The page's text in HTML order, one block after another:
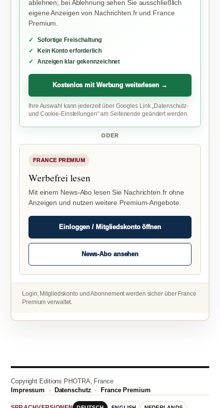
ablehnen; bei Ablehnung sehen Sie ausschließlich
eigene Anzeigen von Nachrichten.fr und France
Premium.
Sofortige Freischaltung
Kein Konto erforderlich
Anzeigen klar gekennzeichnet
Kostenlos mit Werbung weiterlesen →
Ihre Auswahl kann jederzeit über Googles Link „Datenschutz-
und Cookie-Einstellungen“ am Seitenende geändert werden.
ODER
FRANCE PREMIUM
Werbefrei lesen
Mit einem News-Abo lesen Sie Nachrichten.fr ohne
Anzeigen und nutzen weitere Premium-Angebote.
Einloggen / Mitgliedskonto öffnen
News-Abo ansehen
Login, Mitgliedskonto und Abonnement werden sicher über France
Premium verwaltet.
Copyright Editions PHOTRA, France
Impressum · Datenschutz · France Premium